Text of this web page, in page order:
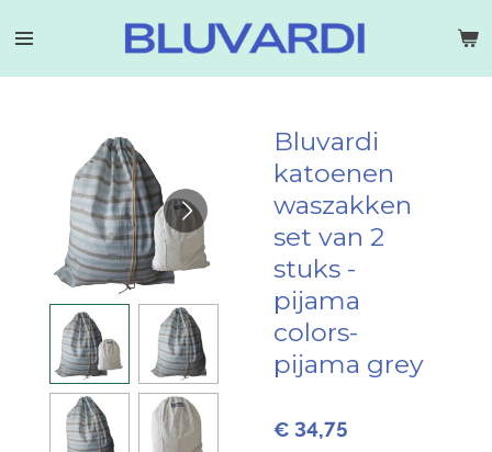
direct
Bluvardi
katoenen
waszakken
set van 2
stuks -
pijama
colors-
pijama grey
€ 34,75